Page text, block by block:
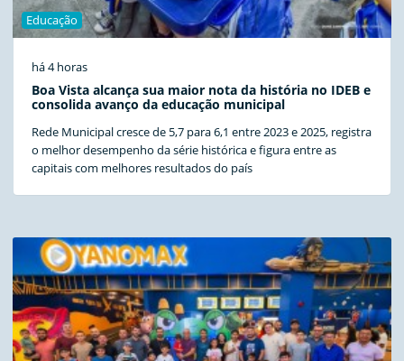
Educação
há 4 horas
Boa Vista alcança sua maior nota da história no IDEB e
consolida avanço da educação municipal
Rede Municipal cresce de 5,7 para 6,1 entre 2023 e 2025, registra
o melhor desempenho da série histórica e figura entre as
capitais com melhores resultados do país